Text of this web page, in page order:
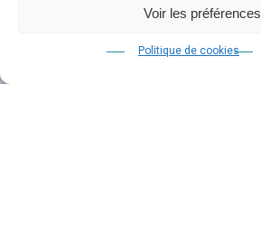
Voir les préférences
Politique de cookies